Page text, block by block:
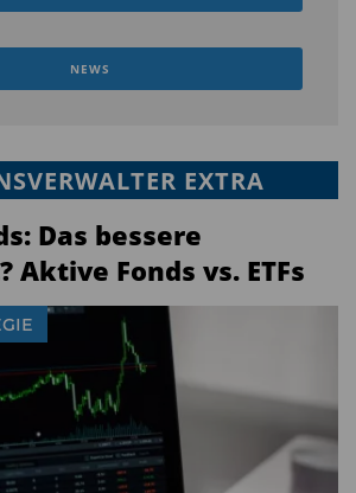
NEWS
EXTRA
Das bessere
Aktive Fonds vs. ETFs